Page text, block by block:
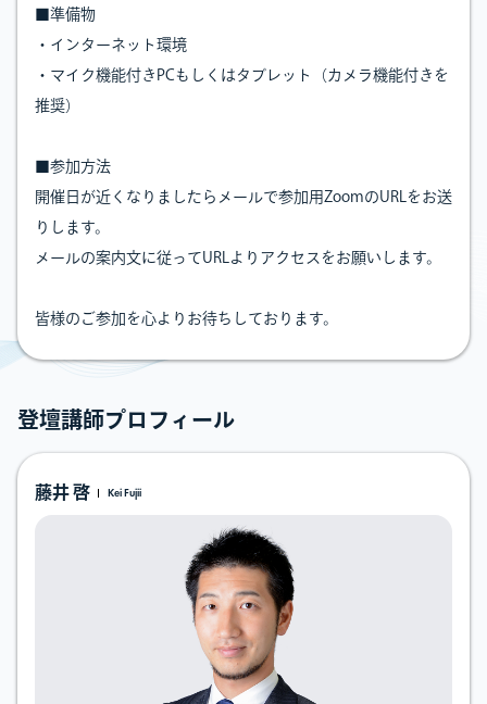
■準備物
・インターネット環境
・マイク機能付きPCもしくはタブレット（カメラ機能付きを
推奨）
■参加方法
開催日が近くなりましたらメールで参加用ZoomのURLをお送
りします。
メールの案内文に従ってURLよりアクセスをお願いします。
皆様のご参加を心よりお待ちしております。
登壇講師プロフィール
藤井 啓 Kei Fujii